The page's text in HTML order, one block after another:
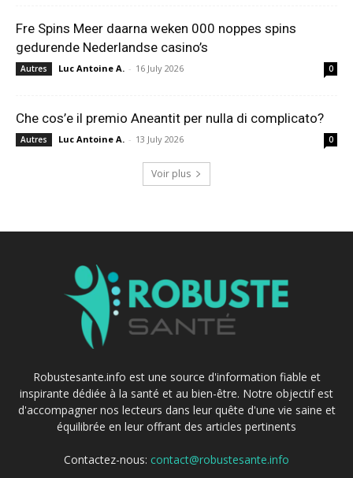
Fre Spins Meer daarna weken 000 noppes spins
gedurende Nederlandse casino’s
Autres Luc Antoine A. - 16 July 2026 0
Che cos’e il premio Aneantit per nulla di complicato?
Autres Luc Antoine A. - 13 July 2026 0
Voir plus
Robustesante.info est une source d'information fiable et
inspirante dédiée à la santé et au bien-être. Notre objectif est
d'accompagner nos lecteurs dans leur quête d'une vie saine et
équilibrée en leur offrant des articles pertinents
Contactez-nous: contact@robustesante.info